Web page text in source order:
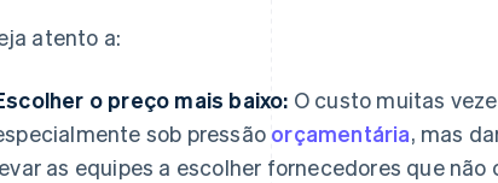
atento a:
o preço mais baixo: O custo muitas
sob pressão orçamentária, mas
as equipes a escolher fornecedores que